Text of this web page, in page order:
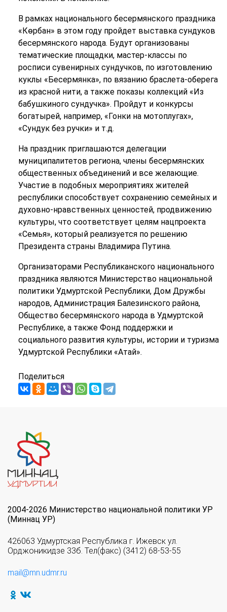
В рамках национального бесермянского праздника
«Көрбан» в этом году пройдет выставка сундуков
бесермянского народа. Будут организованы
тематические площадки, мастер-классы по
росписи сувенирных сундучков, по изготовлению
куклы «Бесермянка», по вязанию браслета-оберега
из красной нити, а также показы коллекций «Из
бабушкиного сундучка». Пройдут и конкурсы
богатырей, например, «Гонки на мотоплугах»,
«Сундук без ручки» и т.д.
На праздник приглашаются делегации
муниципалитетов региона, члены бесермянских
общественных объединений и все желающие.
Участие в подобных мероприятиях жителей
республики способствует сохранению семейных и
духовно-нравственных ценностей, продвижению
культуры, что соответствует целям нацпроекта
«Семья», который реализуется по решению
Президента страны Владимира Путина.
Организаторами Республиканского национального
праздника являются Министерство национальной
политики Удмуртской Республики, Дом Дружбы
народов, Администрация Балезинского района,
Общество бесермянского народа в Удмуртской
Республике, а также Фонд поддержки и
социального развития культуры, истории и туризма
Удмуртской Республики «Атай».
Поделиться
2004-2026 Министерство национальной политики УР
(Миннац УР)
426063 Удмуртская Республика г. Ижевск ул.
Орджоникидзе 33б. Тел(факс) (3412) 68-53-55
mail@mn.udmr.ru